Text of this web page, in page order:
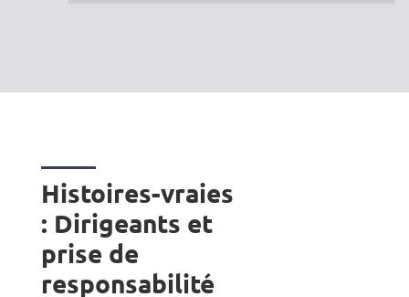
Histoires-vraies
: Dirigeants et
prise de
responsabilité